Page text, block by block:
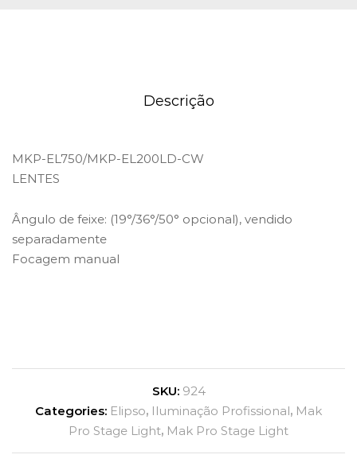
Descrição
MKP-EL750/MKP-EL200LD-CW
LENTES
Ângulo de feixe: (19°/36°/50° opcional), vendido
separadamente
Focagem manual
SKU: 924
Categories: Elipso, Iluminação Profissional, Mak
Pro Stage Light, Mak Pro Stage Light